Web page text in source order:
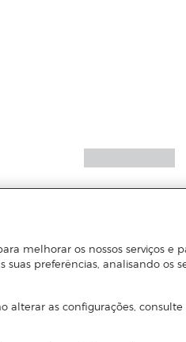
melhorar os nossos serviços e
preferências, analisando os
alterar as configurações, consulte